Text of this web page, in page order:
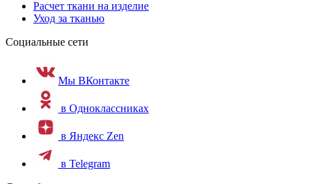
Расчет ткани на изделие
Уход за тканью
Социальные сети
Мы ВКонтакте
в Одноклассниках
в Яндекс Zen
в Telegram